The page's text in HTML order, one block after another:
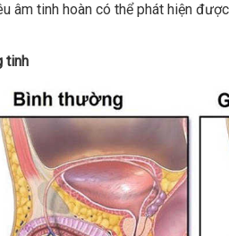
âm tinh hoàn có thể phát hiện
tinh